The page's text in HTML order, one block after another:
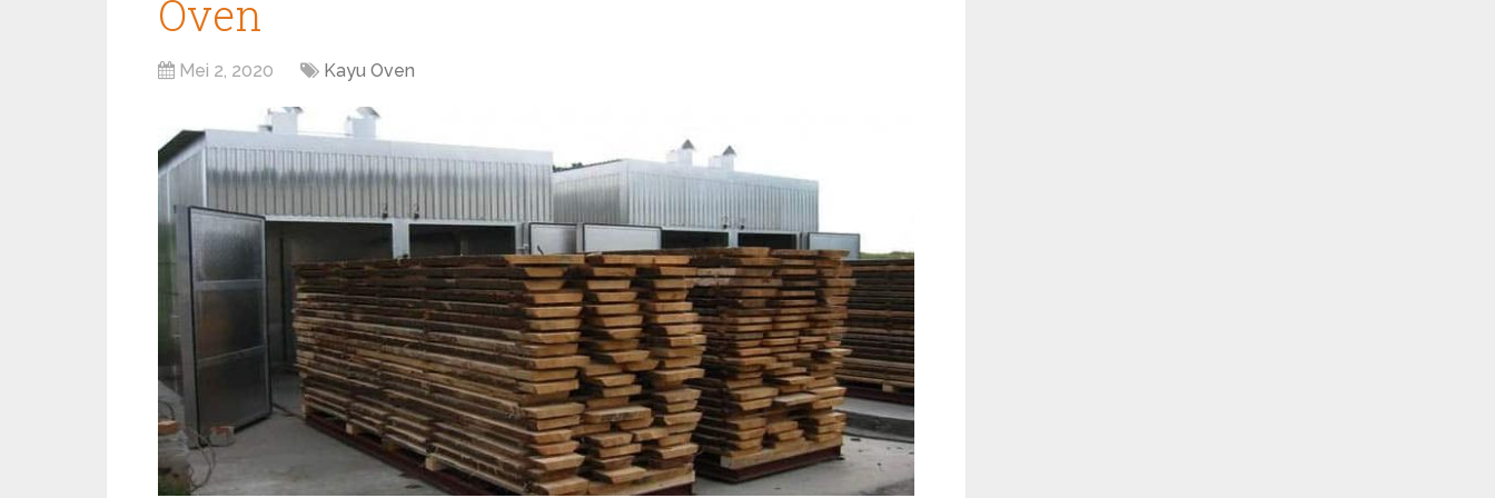
Oven
Mei 2, 2020 Kayu Oven